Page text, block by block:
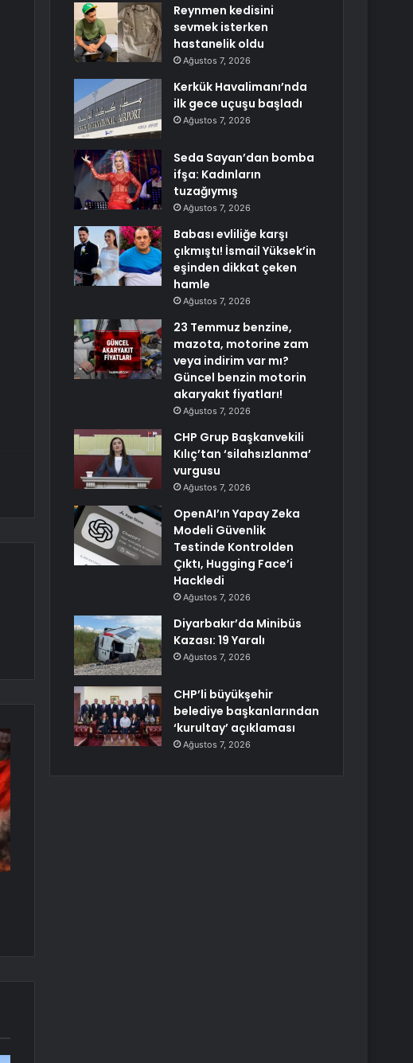
Reynmen kedisini
sevmek isterken
hastanelik oldu
Ağustos 7, 2026
Kerkük Havalimanı’nda
ilk gece uçuşu başladı
Ağustos 7, 2026
Seda Sayan’dan bomba
ifşa: Kadınların
tuzağıymış
Ağustos 7, 2026
Babası evliliğe karşı
çıkmıştı! İsmail Yüksek’in
eşinden dikkat çeken
hamle
Ağustos 7, 2026
23 Temmuz benzine,
mazota, motorine zam
veya indirim var mı?
Güncel benzin motorin
akaryakıt fiyatları!
Ağustos 7, 2026
CHP Grup Başkanvekili
Kılıç’tan ‘silahsızlanma’
vurgusu
Ağustos 7, 2026
OpenAI’ın Yapay Zeka
Modeli Güvenlik
Testinde Kontrolden
Çıktı, Hugging Face’i
Hackledi
Ağustos 7, 2026
Diyarbakır’da Minibüs
Kazası: 19 Yaralı
Ağustos 7, 2026
CHP’li büyükşehir
belediye başkanlarından
‘kurultay’ açıklaması
Ağustos 7, 2026